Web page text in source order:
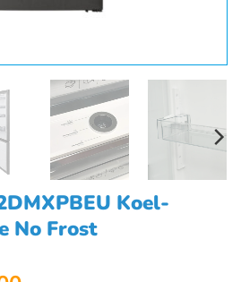
Koel-
No Frost